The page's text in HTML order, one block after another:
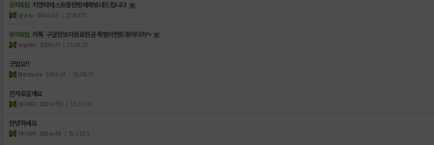
공략&팁 치명타테스트중한방에확보내드립니다
qrytvu 조회수:34 | 22.10.05
공략&팁 카톡 구글정보이용료현금 특별이벤트중이더라≒
ssythkn 조회수:31 | 21.06.27
굿밤요!!
Ristorante 조회수:41 | 16.09.01
전자로갈께요
하이루지 조회수:150 | 15.01.03
안녕하세요
하이루지 조회수:49 | 15.01.03